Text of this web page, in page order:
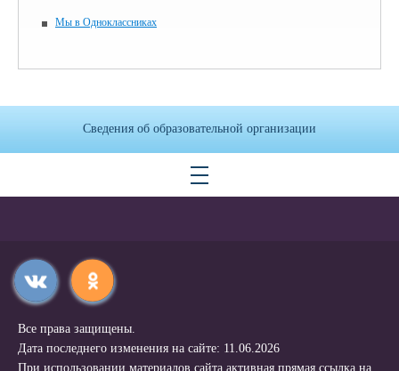
Мы в Одноклассниках
Сведения об образовательной организации
Все права защищены.
Дата последнего изменения на сайте: 11.06.2026
При использовании материалов сайта активная прямая ссылка на